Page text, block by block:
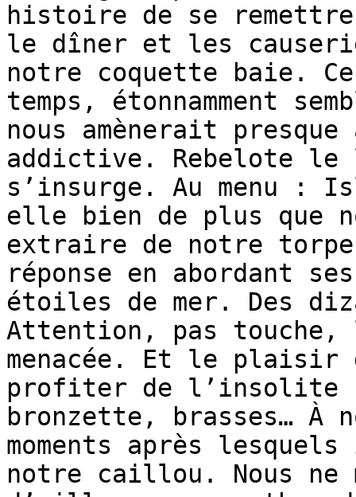
histoire de se
le dîner et les
notre coquette baie.
temps, étonnamment
nous amènerait
addictive. Rebelote le
s’insurge. Au menu :
elle bien de plus que
extraire de notre
réponse en abordant
étoiles de mer. Des
Attention, pas
menacée. Et le plaisir
profiter de l’insolite
bronzette, brasses… À
moments après
notre caillou. Nous ne